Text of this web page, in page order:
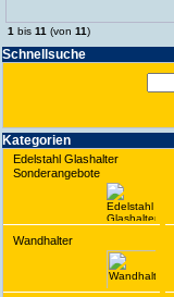
Schnell­suche
Kate­gorien
Edelstahl Glashalter
Sonderangebote
Wandhalter
1 bis 11 (von 11)